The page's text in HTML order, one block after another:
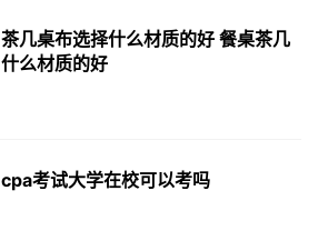
茶几桌布选择什么材质的好 餐桌茶几
什么材质的好
cpa考试大学在校可以考吗